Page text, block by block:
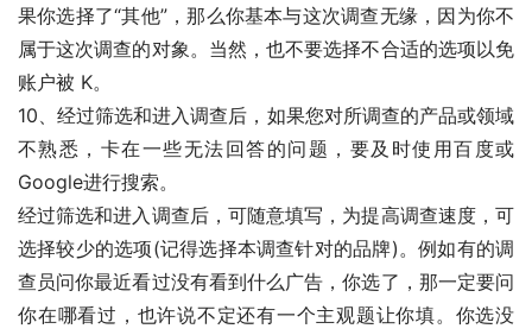
果你选择了“其他”，那么你基本与这次调查无缘，因为你不
属于这次调查的对象。当然，也不要选择不合适的选项以免
账户被 K。
10、经过筛选和进入调查后，如果您对所调查的产品或领域
不熟悉，卡在一些无法回答的问题，要及时使用百度或
Google进行搜索。
经过筛选和进入调查后，可随意填写，为提高调查速度，可
选择较少的选项(记得选择本调查针对的品牌)。例如有的调
查员问你最近看过没有看到什么广告，你选了，那一定要问
你在哪看过，也许说不定还有一个主观题让你填。你选没